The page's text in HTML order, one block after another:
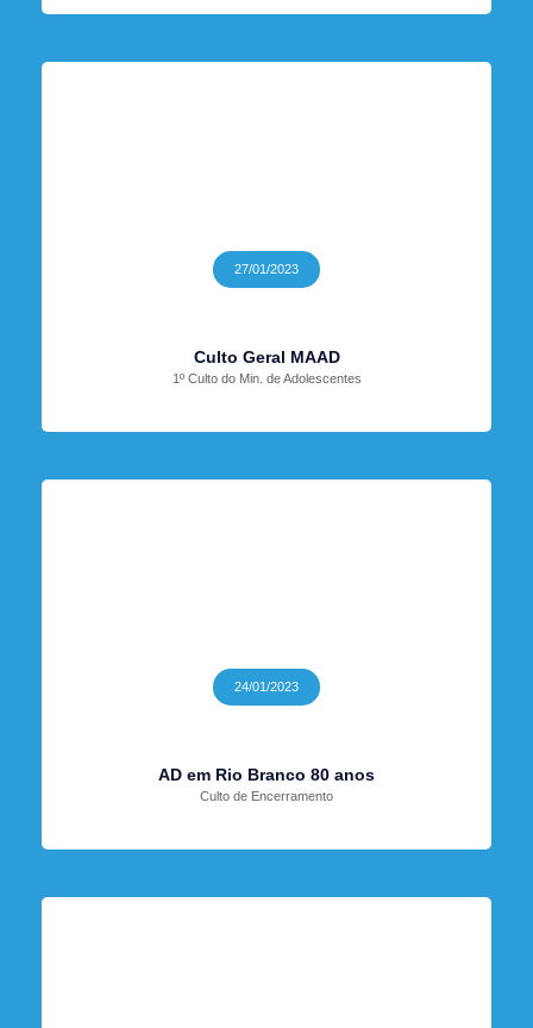
27/01/2023
Culto Geral MAAD
1º Culto do Min. de Adolescentes
24/01/2023
AD em Rio Branco 80 anos
Culto de Encerramento